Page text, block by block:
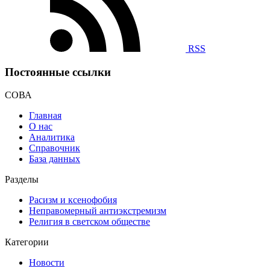
RSS
Постоянные ссылки
СОВА
Главная
О нас
Аналитика
Справочник
База данных
Разделы
Расизм и ксенофобия
Неправомерный антиэкстремизм
Религия в светском обществе
Категории
Новости